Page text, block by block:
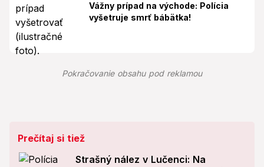
Vážny prípad na východe: Polícia
vyšetruje smrť bábätka!
Pokračovanie obsahu pod reklamou
Prečítaj si tiež
Strašný nález v Lučenci: Na